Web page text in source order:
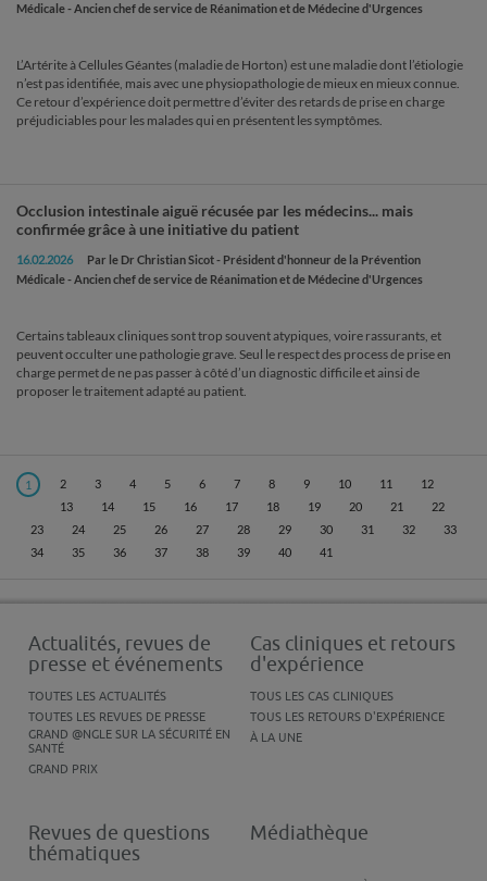
Médicale - Ancien chef de service de Réanimation et de Médecine d'Urgences
L’Artérite à Cellules Géantes (maladie de Horton) est une maladie dont l’étiologie
n’est pas identifiée, mais avec une physiopathologie de mieux en mieux connue.
Ce retour d’expérience doit permettre d’éviter des retards de prise en charge
préjudiciables pour les malades qui en présentent les symptômes.
Occlusion intestinale aiguë récusée par les médecins... mais
confirmée grâce à une initiative du patient
16.02.2026
Par le Dr Christian Sicot - Président d'honneur de la Prévention
Médicale - Ancien chef de service de Réanimation et de Médecine d'Urgences
Certains tableaux cliniques sont trop souvent atypiques, voire rassurants, et
peuvent occulter une pathologie grave. Seul le respect des process de prise en
charge permet de ne pas passer à côté d’un diagnostic difficile et ainsi de
proposer le traitement adapté au patient.
1 2 3 4 5 6 7 8 9 10 11
12
13
14 15 16 17 18 19 20 21
22
23
24 25 26 27 28 29 30 31 32
33
34
35 36 37 38 39 40 41
Actualités, revues de
presse et événements
TOUTES LES ACTUALITÉS
TOUTES LES REVUES DE PRESSE
GRAND @NGLE SUR LA SÉCURITÉ EN
SANTÉ
GRAND PRIX
Cas cliniques et retours
d'expérience
TOUS LES CAS CLINIQUES
TOUS LES RETOURS D'EXPÉRIENCE
À LA UNE
Revues de questions
thématiques
Médiathèque